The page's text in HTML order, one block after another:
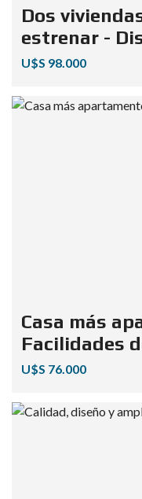
Dos
estrenar -
U$S 98.000
Casa más
Facilidades
U$S 76.000